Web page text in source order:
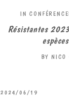
IN
Résistantes
BY NICO
2024/06/19